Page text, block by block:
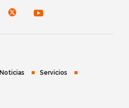
Noticias Servicios